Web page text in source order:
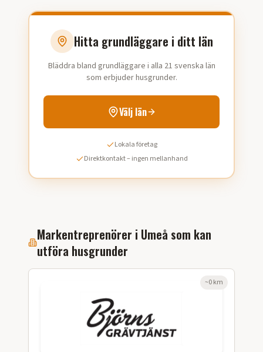
Hitta grundläggare i ditt län
Bläddra bland grundläggare i alla 21 svenska län
som erbjuder husgrunder.
Välj län
Lokala företag
Direktkontakt – ingen mellanhand
Markentreprenörer i Umeå som kan
utföra husgrunder
~0km